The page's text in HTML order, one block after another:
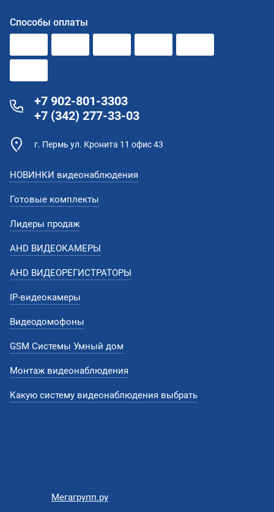
Способы оплаты
+7 902-801-3303
+7 (342) 277-33-03
г. Пермь ул. Кронита 11 офис 43
НОВИНКИ видеонаблюдения
Готовые комплекты
Лидеры продаж
AHD ВИДЕОКАМЕРЫ
AHD ВИДЕОРЕГИСТРАТОРЫ
IP-видеокамеры
Видеодомофоны
GSM Системы Умный дом
Монтаж видеонаблюдения
Какую систему видеонаблюдения выбрать
Мегагрупп.ру